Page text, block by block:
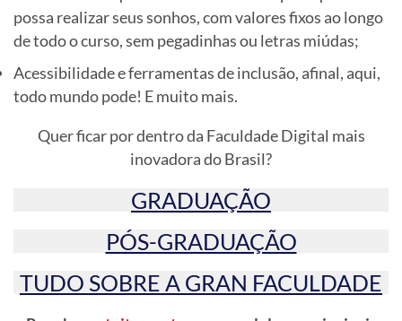
possa realizar seus sonhos, com valores fixos ao longo
de todo o curso, sem pegadinhas ou letras miúdas;
Acessibilidade e ferramentas de inclusão, afinal, aqui,
todo mundo pode! E muito mais.
Quer ficar por dentro da Faculdade Digital mais
inovadora do Brasil?
GRADUAÇÃO
PÓS-GRADUAÇÃO
TUDO SOBRE A GRAN FACULDADE